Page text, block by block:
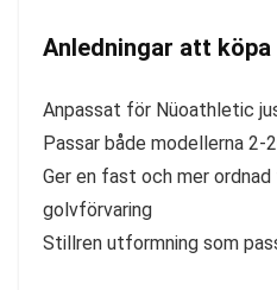
Anledningar att köpa
Anpassat för Nüoathletic
Passar både modellerna 2-
Ger en fast och mer
golvförvaring
Stillren utformning som